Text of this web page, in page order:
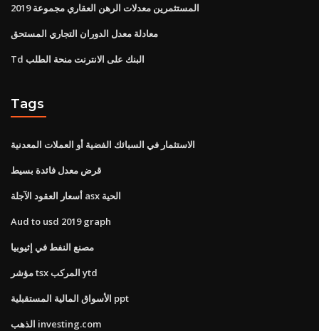
المستثمرين معدلات الرهن العقاري مجموعة 2019
معادلة معدل الدوران التجاري المستحق
Td البنك على الانترنت منحة الطلب
Tags
الاستثمار في السبائك الفضية أو العملات المعدنية
قرض معدل فائدة بسيط
أسعار العقود الآجلة asx الحية
Aud to usd 2019 graph
مصنع النفط في إثيوبيا
مؤشر tsx المركب ytd
الأسواق المالية المستقبلية ppt
الذهب investing.com